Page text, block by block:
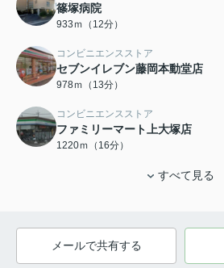
篠塚病院
933ｍ（12分）
コンビニエンスストア
セブンイレブン藤岡本動堂店
978ｍ（13分）
コンビニエンスストア
ファミリーマート上大塚店
1220ｍ（16分）
すべて見る
メールで共有する